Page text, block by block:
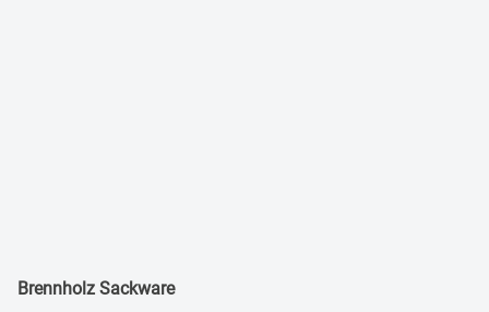
Brennholz Sackware